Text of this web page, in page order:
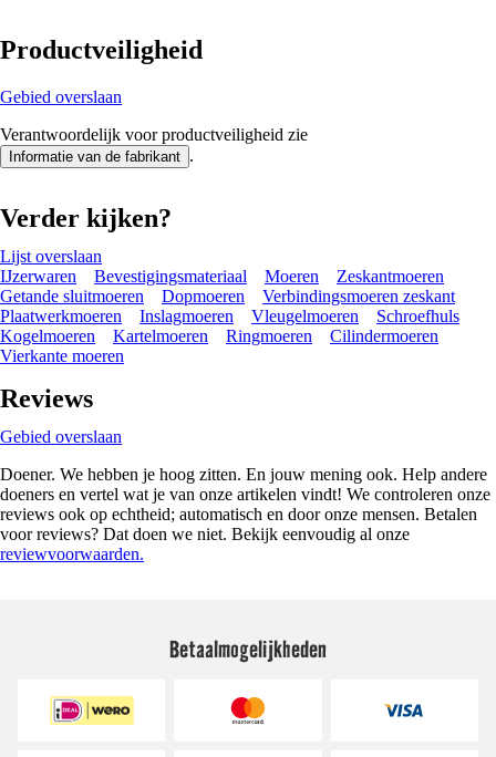
Productveiligheid
Gebied overslaan
Verantwoordelijk voor productveiligheid zie
Informatie van de fabrikant .
Verder kijken?
Lijst overslaan
IJzerwaren
Bevestigingsmateriaal Moeren
Zeskantmoeren
Getande sluitmoeren
Dopmoeren
Verbindingsmoeren zeskant
Plaatwerkmoeren
Inslagmoeren Vleugelmoeren
Schroefhuls
Kogelmoeren
Kartelmoeren Ringmoeren
Cilindermoeren
Vierkante moeren
Reviews
Gebied overslaan
Doener. We hebben je hoog zitten. En jouw mening ook. Help andere
doeners en vertel wat je van onze artikelen vindt! We controleren onze
reviews ook op echtheid; automatisch en door onze mensen. Betalen
voor reviews? Dat doen we niet. Bekijk eenvoudig al onze
reviewvoorwaarden.
Betaalmogelijkheden